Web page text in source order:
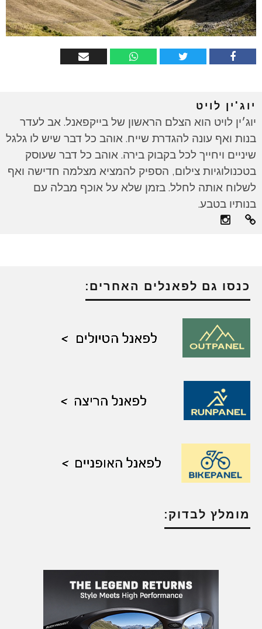
יוג'ין לויט
יוג׳ין לויט הוא הצלם הראשון של בייקפאנל. אב לעדר
בנות ואף עונה להגדרת שייח. אוהב כל דבר שיש לו גלגל
שיניים ויחייך לכל בקבוק בירה. אוהב כל דבר שעוסק
בטכנולוגיות צילום, הספיק להמציא מצלמה חדישה ואף
לשלוח אותה לחלל. בזמן שלא על אוכף מבלה עם
בנותיו בטבע.
כנסו גם לפאנלים האחרים:
מומלץ לבדוק: